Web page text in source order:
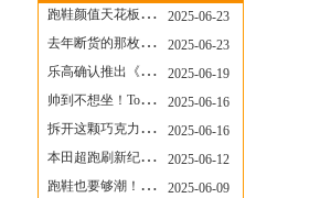
跑鞋颜值天花板？日常也能帅一脸
2025-06-23
去年断货的那枚表， CASIO指环表又要发售了
2025-06-23
乐高确认推出《哥斯拉》积木，这设计也太酷了！
2025-06-19
帅到不想坐！Tom Sachs x Helinox 这把露营椅太炸了
2025-06-16
拆开这颗巧克力，居然是皮卡丘？
2025-06-16
本田超跑刷新纪录了！700万元成交价
2025-06-12
跑鞋也要够潮！昂跑 x Slam Jam 联名即将发售
2025-06-09